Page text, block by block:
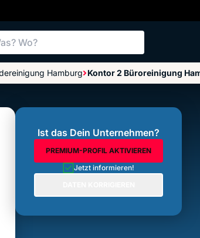
Was? Wo?
Hamburg Kontor 2 Büroreinigung
Ist das Dein Unternehmen?
PREMIUM-PROFIL AKTIVIEREN
Jetzt informieren!